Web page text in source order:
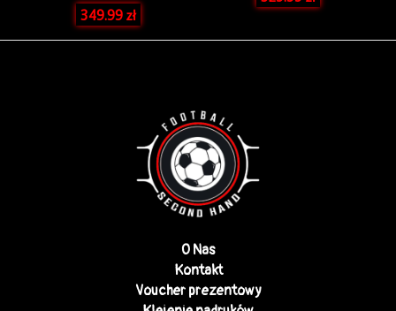
349.99zł
O Nas
Kontakt
Voucher prezentowy